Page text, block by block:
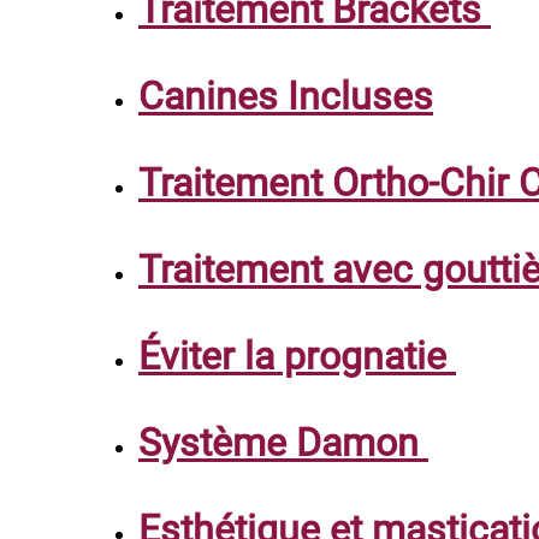
Traitement Brackets
Canines Incluses
Traitement Ortho-Chir
Traitement avec
Éviter la prognatie
Système Damon
Esthétique et